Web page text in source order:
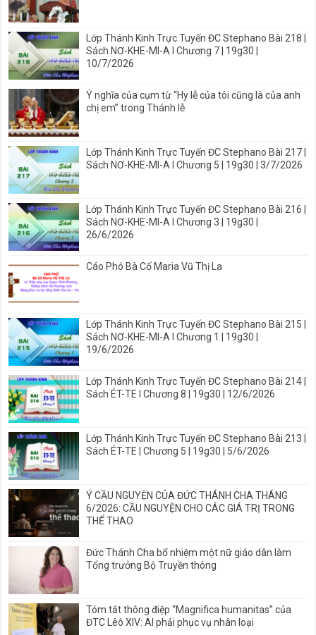
Lớp Thánh Kinh Trực Tuyến ĐC Stephano Bài 218 |
Sách NƠ-KHE-MI-A I Chương 7 | 19g30 |
10/7/2026
Ý nghĩa của cụm từ “Hy lễ của tôi cũng là của anh
chị em” trong Thánh lễ
Lớp Thánh Kinh Trực Tuyến ĐC Stephano Bài 217 |
Sách NƠ-KHE-MI-A I Chương 5 | 19g30 | 3/7/2026
Lớp Thánh Kinh Trực Tuyến ĐC Stephano Bài 216 |
Sách NƠ-KHE-MI-A I Chương 3 | 19g30 |
26/6/2026
Cáo Phó Bà Cố Maria Vũ Thị La
Lớp Thánh Kinh Trực Tuyến ĐC Stephano Bài 215 |
Sách NƠ-KHE-MI-A I Chương 1 | 19g30 |
19/6/2026
Lớp Thánh Kinh Trực Tuyến ĐC Stephano Bài 214 |
Sách ÉT-TE I Chương 8 | 19g30 | 12/6/2026
Lớp Thánh Kinh Trực Tuyến ĐC Stephano Bài 213 |
Sách ÉT-TE | Chương 5 | 19g30 | 5/6/2026
Ý CẦU NGUYỆN CỦA ĐỨC THÁNH CHA THÁNG
6/2026: CẦU NGUYỆN CHO CÁC GIÁ TRỊ TRONG
THỂ THAO
Đức Thánh Cha bổ nhiệm một nữ giáo dân làm
Tổng trưởng Bộ Truyền thông
Tóm tắt thông điệp “Magnifica humanitas” của
ĐTC Lêô XIV: AI phải phục vụ nhân loại